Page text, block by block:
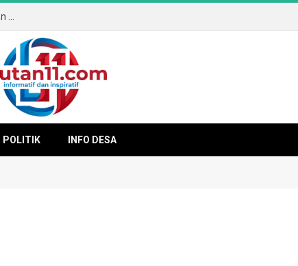
POLITIK INFO DESA